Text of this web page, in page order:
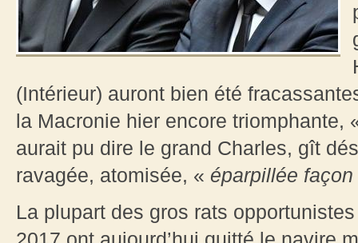
(Intérieur) auront bien été
la Macronie hier encore triomphante,
aurait pu dire le grand Charles, gît
ravagée, atomisée, « éparpillée façon
La plupart des gros rats